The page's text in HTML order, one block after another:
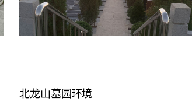
北龙山墓园环境